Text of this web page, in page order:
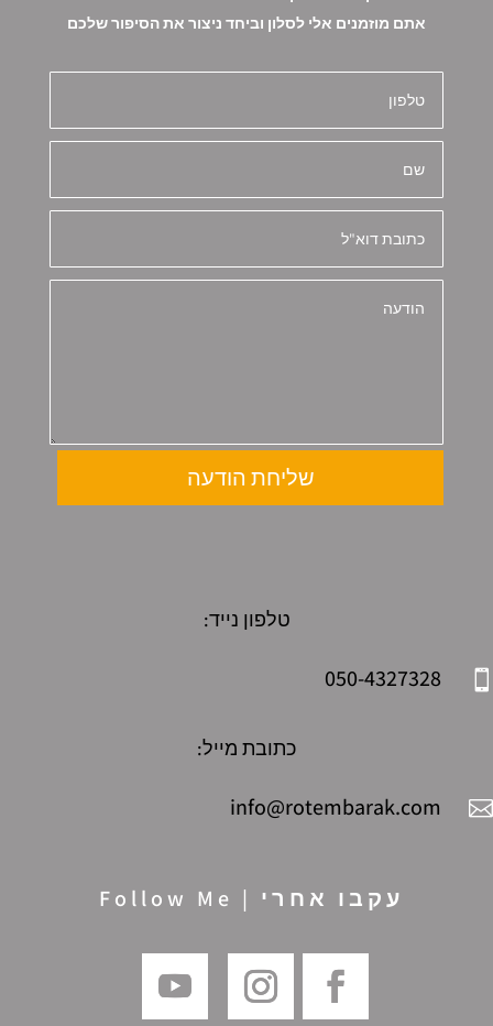
אתם מוזמנים אלי לסלון וביחד ניצור את הסיפור שלכם
שליחת הודעה
טלפון נייד:

050-4327328
כתובת מייל:

info@rotembarak.com
עקבו אחרי | Follow Me